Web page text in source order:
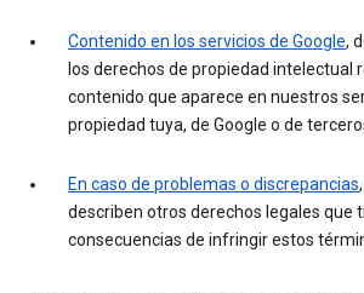
Contenido en los servicios de Google,
los derechos de propiedad intelectual
contenido que aparece en nuestros
propiedad tuya, de Google o de
En caso de problemas o discrepancias
describen otros derechos legales que
consecuencias de infringir estos